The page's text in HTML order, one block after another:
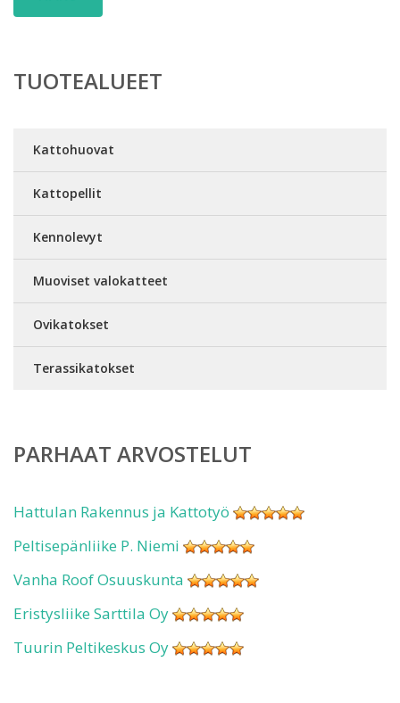
TUOTEALUEET
Kattohuovat
Kattopellit
Kennolevyt
Muoviset valokatteet
Ovikatokset
Terassikatokset
PARHAAT ARVOSTELUT
Hattulan Rakennus ja Kattotyö
Peltisepänliike P. Niemi
Vanha Roof Osuuskunta
Eristysliike Sarttila Oy
Tuurin Peltikeskus Oy